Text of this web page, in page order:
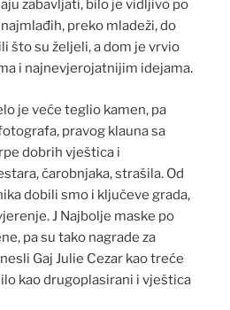
zabavljati, bilo je vidljivo po
preko mladeži, do
što su željeli, a dom je vrvio
i najnevjerojatnijim idejama.
je veće teglio kamen, pa
pravog klauna sa
dobrih vještica i
čarobnjaka, strašila. Od
dobili smo i ključeve grada,
J Najbolje maske po
pa su tako nagrade za
Gaj Julie Cezar kao treće
kao drugoplasirani i vještica